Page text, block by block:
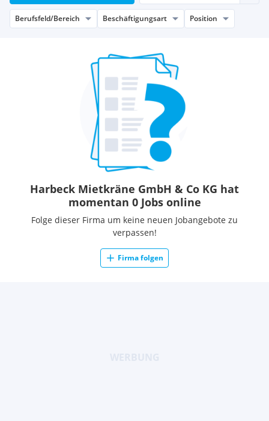
Berufsfeld/Bereich Beschäftigungsart Position
Harbeck Mietkräne GmbH & Co KG hat
momentan 0 Jobs online
Folge dieser Firma um keine neuen Jobangebote zu
verpassen!
Firma folgen